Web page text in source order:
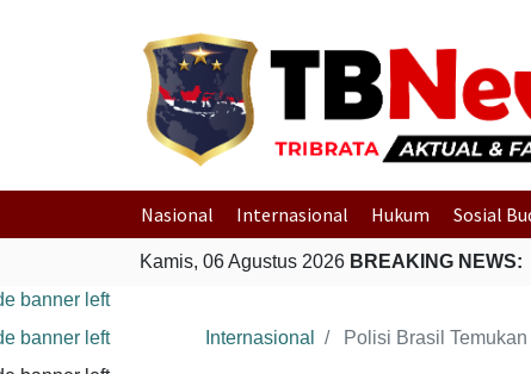
Nasional Internasional Hukum Sosial
Kamis, 06 Agustus 2026 BREAKING NEWS:
Internasional Polisi Brasil